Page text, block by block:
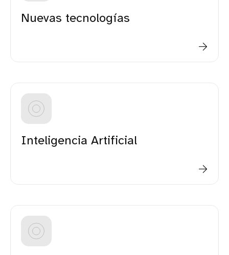
Nuevas tecnologías
Inteligencia Artificial